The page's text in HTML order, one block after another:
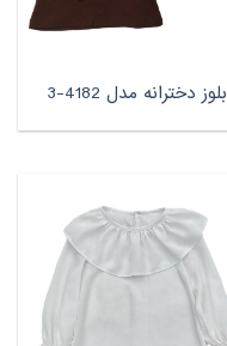
بلوز دخترانه مدل 4182-3